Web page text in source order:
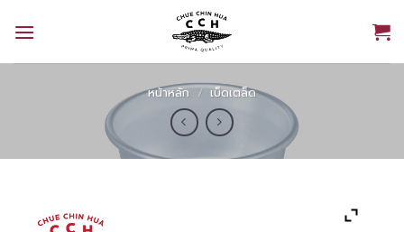
หน้าหลัก / เบ็ดเตล็ด